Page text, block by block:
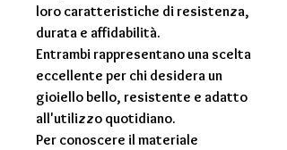
loro caratteristiche di resistenza,
durata e affidabilità.
Entrambi rappresentano una scelta
eccellente per chi desidera un
gioiello bello, resistente e adatto
all'utilizzo quotidiano.
Per conoscere il materiale